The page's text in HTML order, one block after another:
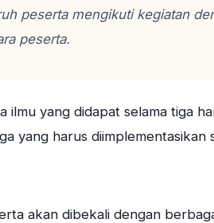
peserta mengikuti kegiatan
peserta.
ilmu yang didapat selama tiga
yang harus diimplementasikan
akan dibekali dengan